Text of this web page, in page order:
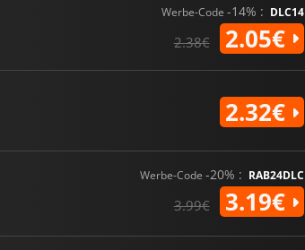
Werbe-Code -14% : DLC14
2.38€ 2.05€
2.32€
Werbe-Code -20% : RAB24DLC
3.99€ 3.19€